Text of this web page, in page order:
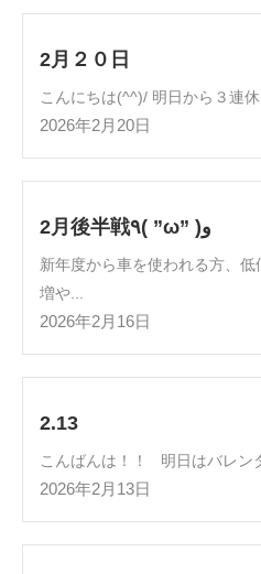
2月２０日
こんにちは(^^)/ 明日から３連
2026年2月20日
2月後半戦٩( ”ω” )و
新年度から車を使われる方、
増や...
2026年2月16日
2.13
こんばんは！！ 明日はバレン
2026年2月13日